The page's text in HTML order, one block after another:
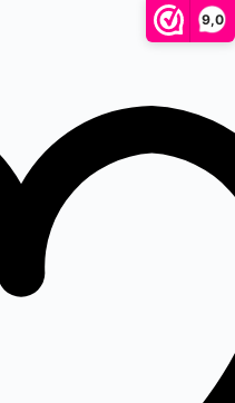
9,0